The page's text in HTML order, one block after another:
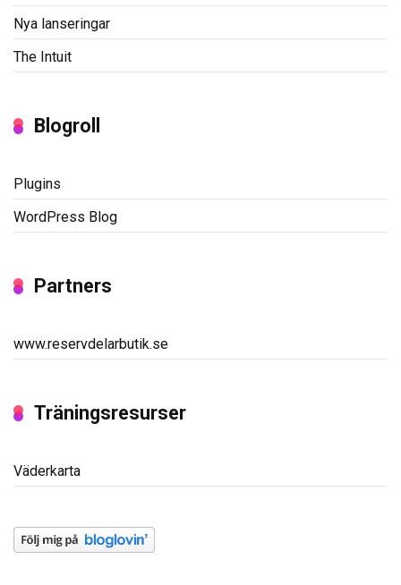
Nya lanseringar
The Intuit
Blogroll
Plugins
WordPress Blog
Partners
www.reservdelarbutik.se
Träningsresurser
Väderkarta